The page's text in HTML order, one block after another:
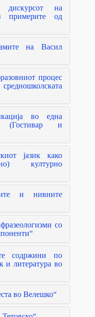
дискурсот на
примерите од
на Васил
процес
во една
(Гостивар и
јазик како
културно
и нивните
со
содржини по
и литература во
во Велешко“